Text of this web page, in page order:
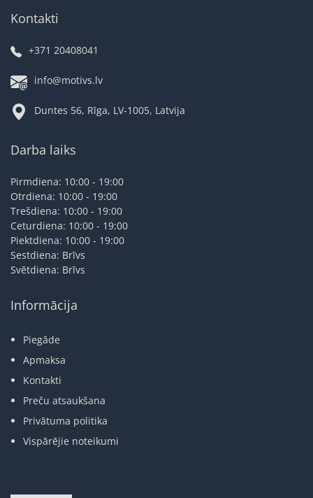
Kontakti
+371 20408041
info@motivs.lv
Duntes 56, Rīga, LV-1005, Latvija
Darba laiks
Pirmdiena: 10:00 - 19:00
Otrdiena: 10:00 - 19:00
Trešdiena: 10:00 - 19:00
Ceturdiena: 10:00 - 19:00
Piektdiena: 10:00 - 19:00
Sestdiena: Brīvs
Svētdiena: Brīvs
Informācija
Piegāde
Apmaksa
Kontakti
Preču atsaukšana
Privātuma politika
Vispārējie noteikumi